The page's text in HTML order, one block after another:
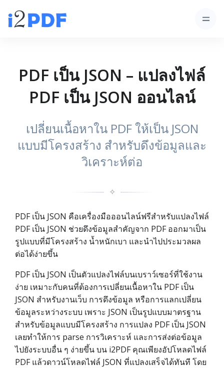
PDF เป็น JSON – แปลงไฟล์
PDF เป็น JSON ออนไลน์
เปลี่ยนเนื้อหาใน PDF ให้เป็น JSON
แบบมีโครงสร้าง สำหรับดึงข้อมูลและ
วิเคราะห์ต่อ
✧
PDF เป็น JSON คือเครื่องมือออนไลน์ฟรีสำหรับแปลงไฟล์
PDF เป็น JSON ช่วยดึงข้อมูลสำคัญจาก PDF ออกมาเป็น
รูปแบบที่มีโครงสร้าง น้ำหนักเบา และนำไปประมวลผล
ต่อได้ง่ายขึ้น
PDF เป็น JSON เป็นตัวแปลงไฟล์บนเบราว์เซอร์ที่ใช้งาน
ง่าย เหมาะกับคนที่ต้องการเปลี่ยนเนื้อหาใน PDF เป็น
JSON สำหรับงานเว็บ การดึงข้อมูล หรือการแลกเปลี่ยน
ข้อมูลระหว่างระบบ เพราะ JSON เป็นรูปแบบมาตรฐาน
สำหรับข้อมูลแบบมีโครงสร้าง การแปลง PDF เป็น JSON
เลยทำให้การ parse การวิเคราะห์ และการส่งต่อข้อมูล
ไปยังระบบอื่น ๆ ง่ายขึ้น บน i2PDF คุณเพียงอัปโหลดไฟล์
PDF แล้วดาวน์โหลดไฟล์ JSON ที่แปลงเสร็จได้ทันที โดย